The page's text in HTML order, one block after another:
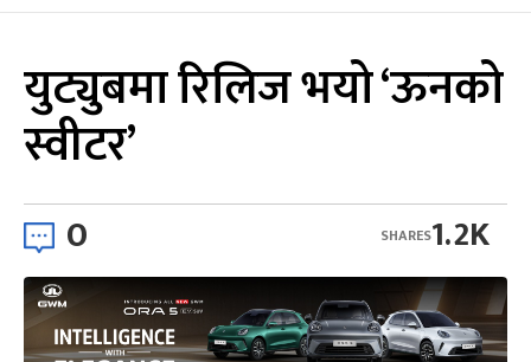
युट्युबमा रिलिज भयो ‘ऊनको
स्वीटर’
0 1.2K
SHARES